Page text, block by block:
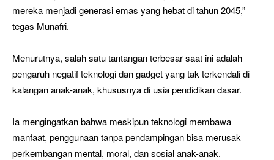
mereka menjadi generasi emas yang hebat di tahun 2045,”
tegas Munafri.
Menurutnya, salah satu tantangan terbesar saat ini adalah
pengaruh negatif teknologi dan gadget yang tak terkendali di
kalangan anak-anak, khususnya di usia pendidikan dasar.
Ia mengingatkan bahwa meskipun teknologi membawa
manfaat, penggunaan tanpa pendampingan bisa merusak
perkembangan mental, moral, dan sosial anak-anak.